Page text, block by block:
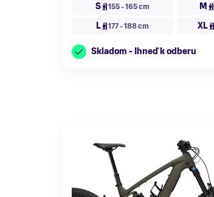
S
155 - 165 cm M
L 177 - 188 cm XL
Skladom - Ihneď k odberu